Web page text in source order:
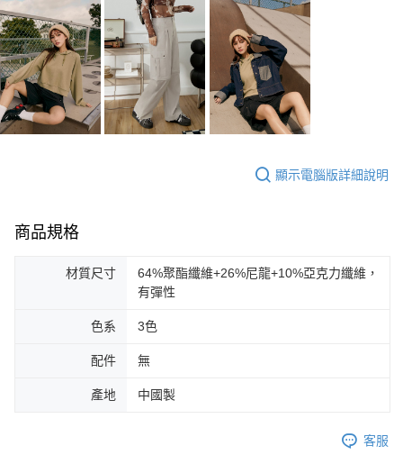
顯示電腦版詳細說明
商品規格
材質尺寸
64%聚酯纖維+26%尼龍+10%亞克力纖維，
有彈性
色系 3色
配件 無
產地 中國製
客服